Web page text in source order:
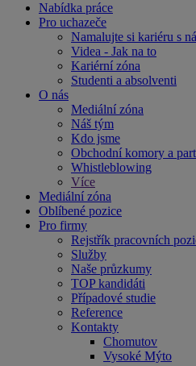
Nabídka práce
Pro uchazeče
Namalujte si kariéru s
Videa - Jak na to
Kariérní zóna
Studenti a absolventi
O nás
Mediální zóna
Náš tým
Kdo jsme
Obchodní komory a
Whistleblowing
Více
Mediální zóna
Oblíbené pozice
Pro firmy
Rejstřík pracovních
Služby
Naše průzkumy
TOP kandidáti
Případové studie
Reference
Kontakty
Chomutov
Vysoké Mýto